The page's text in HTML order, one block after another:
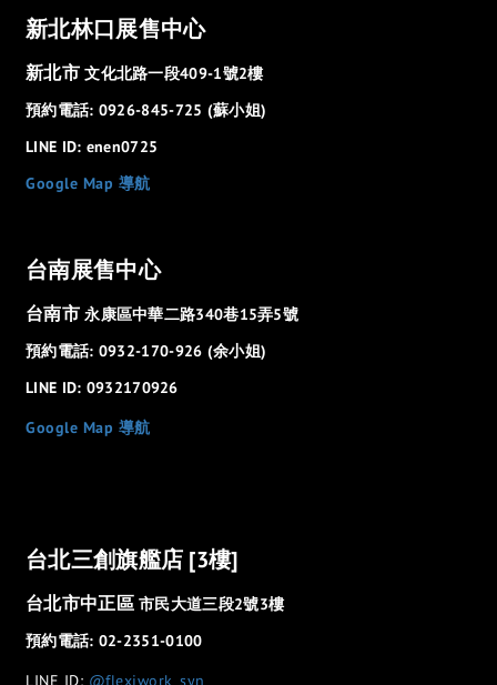
新北林口展售中心
新北市文化北路一段409-1號2樓
預約電話: 0926-845-725 (蘇小姐)
LINE ID: enen0725
Google Map 導航
台南展售中心
台南市永康區中華二路340巷15弄5號
預約電話: 0932-170-926 (余小姐)
LINE ID: 0932170926
Google Map 導航
台北三創旗艦店 [3樓]
台北市中正區市民大道三段2號3樓
預約電話: 02-2351-0100
LINE ID: @flexiwork_syn